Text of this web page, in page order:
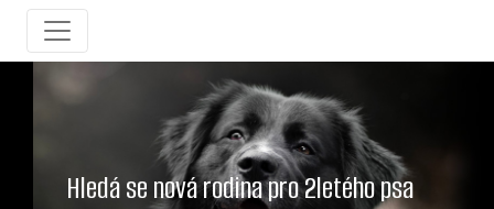
Hledá se nová rodina pro 2letého psa